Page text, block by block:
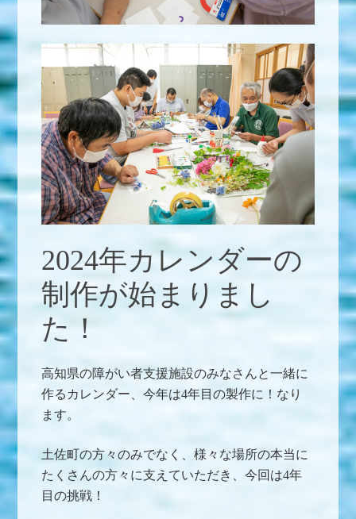
2024年カレンダーの
制作が始まりまし
た！
高知県の障がい者支援施設のみなさんと一緒に
作るカレンダー、今年は4年目の製作に！なり
ます。
土佐町の方々のみでなく、様々な場所の本当に
たくさんの方々に支えていただき、今回は4年
目の挑戦！